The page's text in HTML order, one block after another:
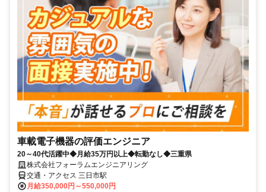
車載電子機器の評価エンジニア
20～40代活躍中◆月給35万円以上◆転勤なし◆三重県
株式会社フォーラムエンジニアリング
交通・アクセス 三日市駅
月給350,000円～550,000円